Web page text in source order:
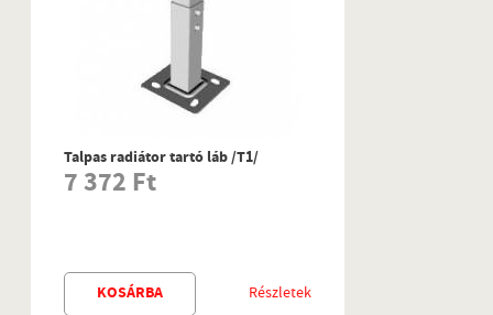
Talpas radiátor tartó láb /T1/
7 372 Ft
Részletek
KOSÁRBA